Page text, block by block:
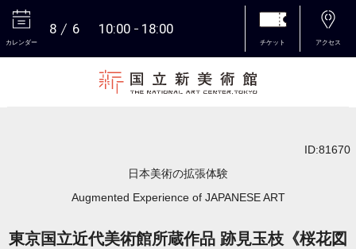
カレンダー
8 6 10:00 18:00
チケット アクセス
ID:81670
日本美術の拡張体験
Augmented Experience of JAPANESE ART
東京国立近代美術館所蔵作品 跡見玉枝《桜花図